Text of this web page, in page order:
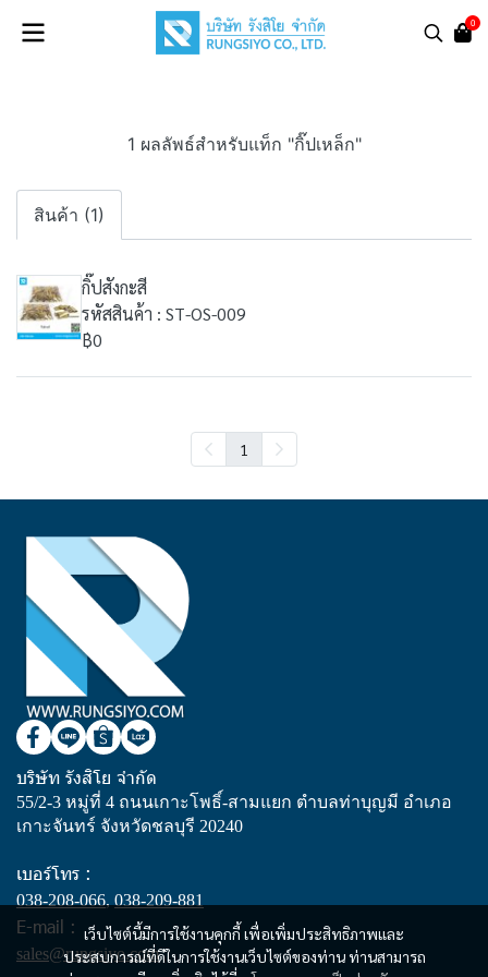
0
1 ผลลัพธ์สำหรับแท็ก "กิ๊ปเหล็ก"
สินค้า (1)
กิ๊ปสังกะสี
รหัสสินค้า : ST-OS-009
฿0
1
เว็บไซต์นี้มีการใช้งานคุกกี้ เพื่อเพิ่มประสิทธิภาพและ
ประสบการณ์ที่ดีในการใช้งานเว็บไซต์ของท่าน ท่านสามารถ
บริษัท รังสิโย จำกัด
55/2-3 หมู่ที่ 4 ถนนเกาะโพธิ์-สามแยก ตำบลท่าบุญมี อำเภอ
เกาะจันทร์ จังหวัดชลบุรี 20240
เบอร์โทร :
038-208-066, 038-209-881
E-mail :
sales@rungsiyo.com